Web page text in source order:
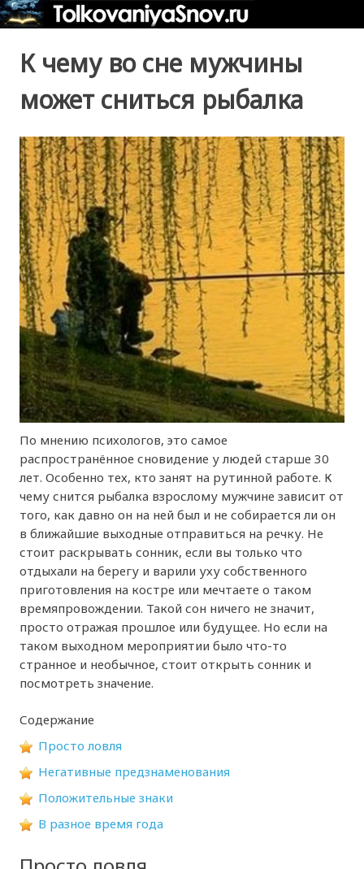
К чему во сне мужчины
может сниться рыбалка
По мнению психологов, это самое
распространённое сновидение у людей старше 30
лет. Особенно тех, кто занят на рутинной работе. К
чему снится рыбалка взрослому мужчине зависит от
того, как давно он на ней был и не собирается ли он
в ближайшие выходные отправиться на речку. Не
стоит раскрывать сонник, если вы только что
отдыхали на берегу и варили уху собственного
приготовления на костре или мечтаете о таком
времяпровождении. Такой сон ничего не значит,
просто отражая прошлое или будущее. Но если на
таком выходном мероприятии было что-то
странное и необычное, стоит открыть сонник и
посмотреть значение.
Содержание
Просто ловля
Негативные предзнаменования
Положительные знаки
В разное время года